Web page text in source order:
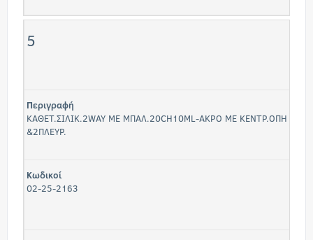
5
Περιγραφή
ΚΑΘΕΤ.ΣΙΛΙΚ.2WAY ΜΕ ΜΠΑΛ.20CH10ML-ΑΚΡΟ ΜΕ ΚΕΝΤΡ.ΟΠΗ
&2ΠΛΕΥΡ.
Κωδικοί
02-25-2163